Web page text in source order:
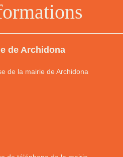
de Archidona
de la mairie de Archidona